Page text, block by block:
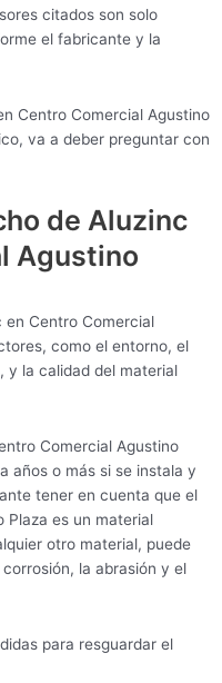
citados son solo
el fabricante y la
Centro Comercial Agustino
va a deber preguntar con
de Aluzinc
Agustino
en Centro Comercial
como el entorno, el
y la calidad del material
Comercial Agustino
años o más si se instala y
tener en cuenta que el
Plaza es un material
otro material, puede
la abrasión y el
para resguardar el